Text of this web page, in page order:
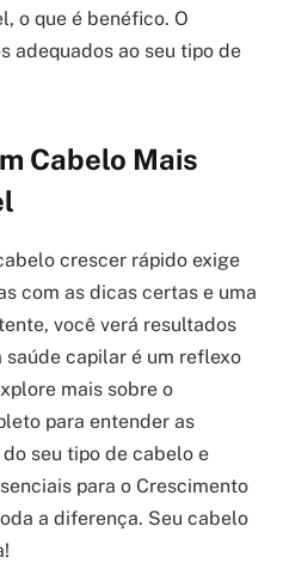
o que é benéfico. O
adequados ao seu tipo de
Cabelo Mais
crescer rápido exige
com as dicas certas e uma
você verá resultados
saúde capilar é um reflexo
mais sobre o
para entender as
seu tipo de cabelo e
para o Crescimento
a diferença. Seu cabelo